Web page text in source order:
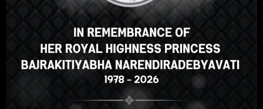
Select your language
ภาษาไทย Russian
Japanese German